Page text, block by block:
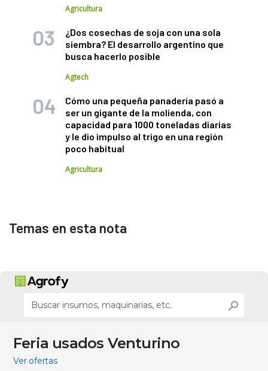
Agricultura
¿Dos cosechas de soja con una sola
siembra? El desarrollo argentino que
busca hacerlo posible
Agtech
Cómo una pequeña panadería pasó a
ser un gigante de la molienda, con
capacidad para 1000 toneladas diarias
y le dio impulso al trigo en una región
poco habitual
Agricultura
Temas en esta nota
Feria usados Venturino
Ver ofertas